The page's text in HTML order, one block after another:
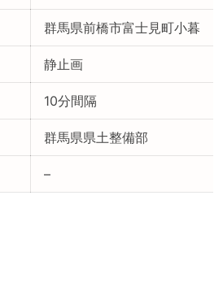
群馬県前橋市富士見町小暮
静止画
10分間隔
群馬県県土整備部
–